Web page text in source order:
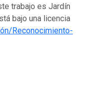
trabajo es Jardín
bajo una licencia
Reconocimiento-